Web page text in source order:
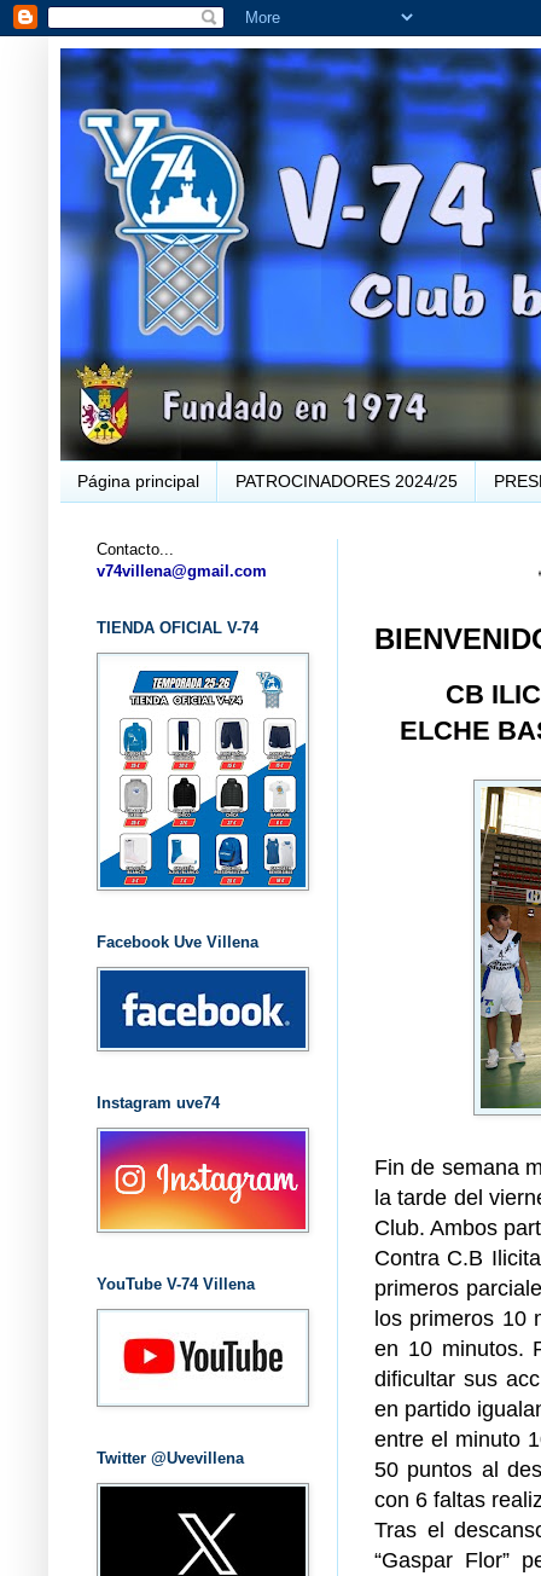
Página principal PATROCINADORES 2024/25
...
CB
ELCHE
Fin de semana
la tarde del
Club. Ambos
Contra C.B
primeros
los primeros 10
en 10 minutos.
dificultar sus
en partido
entre el minuto
50 puntos al
con 6 faltas
Tras el
“Gaspar Flor”
Contacto...
v74villena@gmail.com
TIENDA OFICIAL V-74
Facebook Uve Villena
Instagram uve74
YouTube V-74 Villena
Twitter @Uvevillena